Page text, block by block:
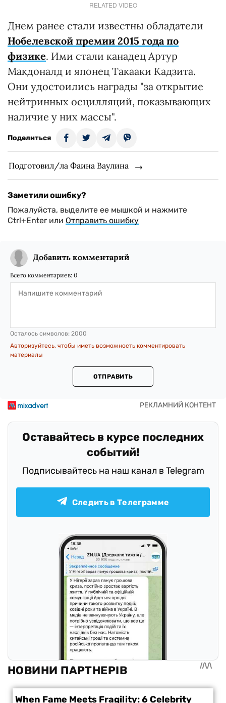
RELATED VIDEO
Днем ранее стали известны обладатели
Нобелевской премии 2015 года по
физике. Ими стали канадец Артур
Макдоналд и японец Такааки Кадзита.
Они удостоились награды "за открытие
нейтринных осцилляций, показывающих
наличие у них массы".
Поделиться
Подготовил/ла Фаина Ваулина
Заметили ошибку?
Пожалуйста, выделите ее мышкой и нажмите
Ctrl+Enter или Отправить ошибку
Добавить комментарий
Всего комментариев: 0
Осталось символов: 2000
Авторизуйтесь, чтобы иметь возможность комментировать
материалы
ОТПРАВИТЬ
Оставайтесь в курсе последних
событий!
Подписывайтесь на наш канал в Telegram
Следить в Телеграмме